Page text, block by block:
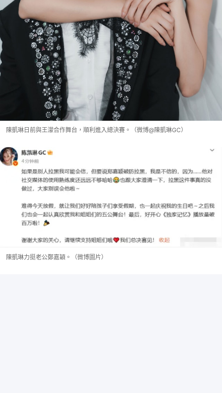
陳凱琳日前與王濛合作舞台，順利進入總決賽。（微博@陳凱琳GC）
陳凱琳力挺老公鄭嘉穎。（微博圖片）